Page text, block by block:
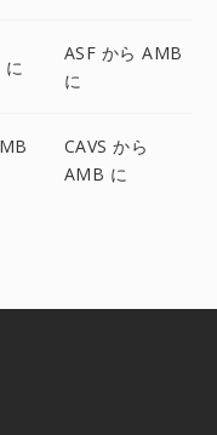
ASF から AMB
に
CAVS から
AMB に